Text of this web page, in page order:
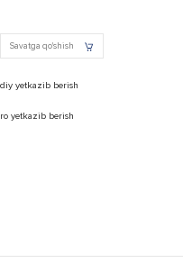
Savatga qo'shish
yetkazib berish
yetkazib berish